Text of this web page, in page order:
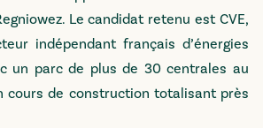
Le candidat retenu est CVE,
indépendant français d’énergies
un parc de plus de 30 centrales au
cours de construction totalisant près